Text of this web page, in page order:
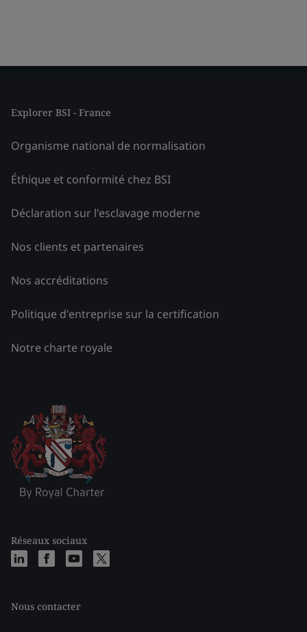
Explorer BSI - France
Organisme national de normalisation
Éthique et conformité chez BSI
Déclaration sur l'esclavage moderne
Nos clients et partenaires
Nos accréditations
Politique d'entreprise sur la certification
Notre charte royale
Réseaux sociaux
Nous contacter